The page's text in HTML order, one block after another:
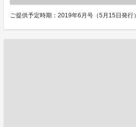
ご提供予定時期：2019年6月号（5月15日発行